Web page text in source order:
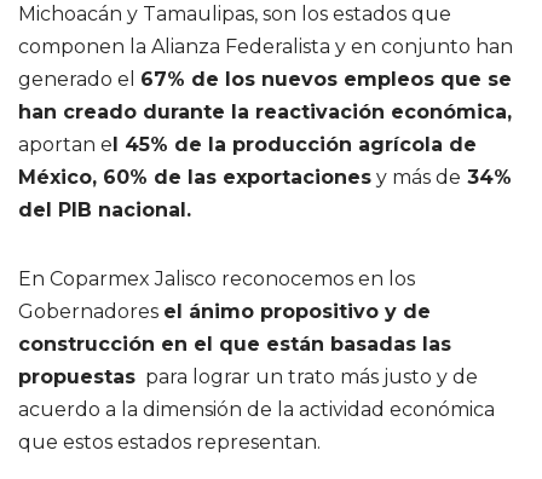
Michoacán y Tamaulipas, son los estados que
componen la Alianza Federalista y en conjunto han
generado el 67% de los nuevos empleos que se
han creado durante la reactivación económica,
aportan el 45% de la producción agrícola de
México, 60% de las exportaciones y más de 34%
del PIB nacional.
En Coparmex Jalisco reconocemos en los
Gobernadores el ánimo propositivo y de
construcción en el que están basadas las
propuestas para lograr un trato más justo y de
acuerdo a la dimensión de la actividad económica
que estos estados representan.